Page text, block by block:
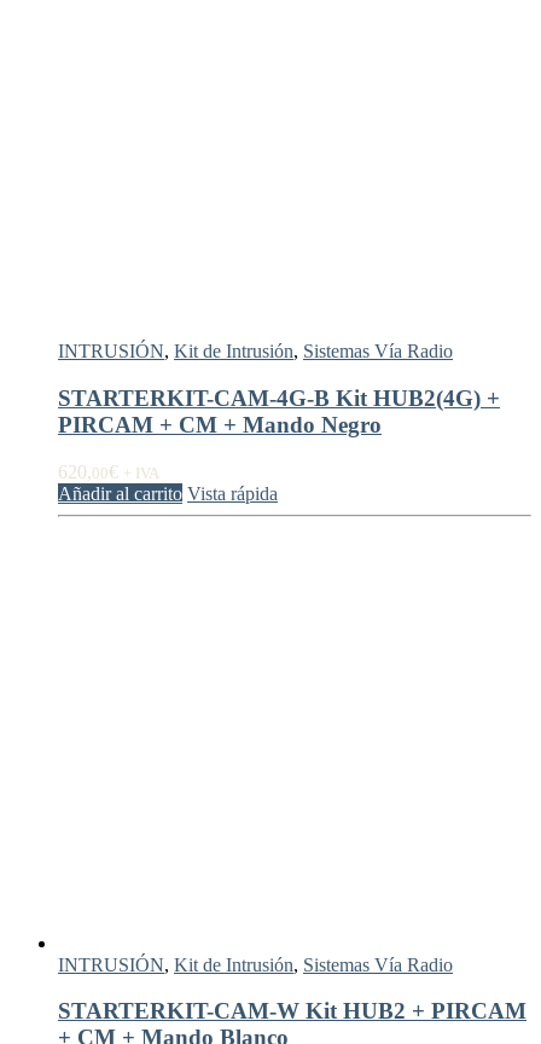
INTRUSIÓN, Kit de Intrusión, Sistemas Vía Radio
STARTERKIT-CAM-4G-B Kit HUB2(4G) +
PIRCAM + CM + Mando Negro
620,00€ + IVA
Añadir al carrito Vista rápida
INTRUSIÓN, Kit de Intrusión, Sistemas Vía Radio
STARTERKIT-CAM-W Kit HUB2 + PIRCAM
+ CM + Mando Blanco